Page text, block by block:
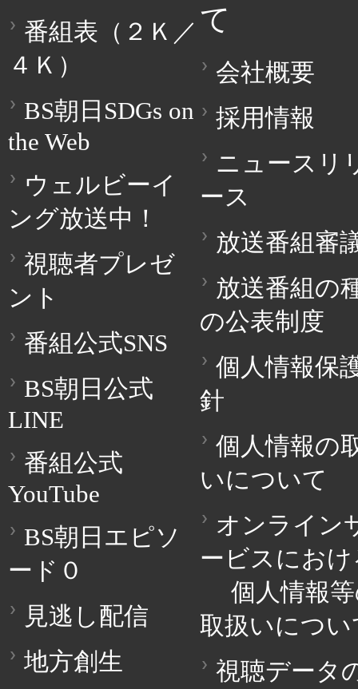
番組表（２Ｋ／
４Ｋ）
BS朝日SDGs on
the Web
ウェルビーイ
ング放送中！
視聴者プレゼ
ント
番組公式SNS
BS朝日公式
LINE
番組公式
YouTube
BS朝日エピソ
ード０
見逃し配信
地方創生
て
会社概要
採用情報
ニュースリ
ース
放送番組審
放送番組の
の公表制度
個人情報保
針
個人情報の
いについて
オンライン
ービスにお
個人情報
取扱いについ
視聴データ